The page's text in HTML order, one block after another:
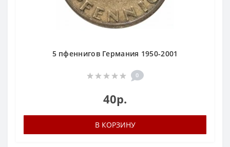
5 пфеннигов Германия 1950-2001
0
40р.
В КОРЗИНУ